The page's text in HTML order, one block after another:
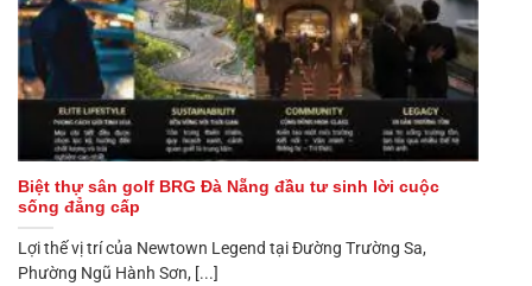
Biệt thự sân golf BRG Đà Nẵng đầu tư sinh lời cuộc
sống đẳng cấp
Lợi thế vị trí của Newtown Legend tại Đường Trường Sa,
Phường Ngũ Hành Sơn, [...]